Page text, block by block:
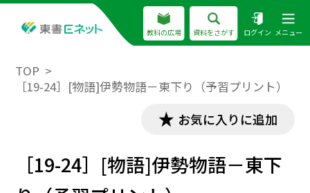
教科の広場 資料をさがす ログイン メニュー
TOP
［19-24］[物語]伊勢物語－東下り（予習プリント）
お気に入りに追加
［19-24］[物語]伊勢物語－東下